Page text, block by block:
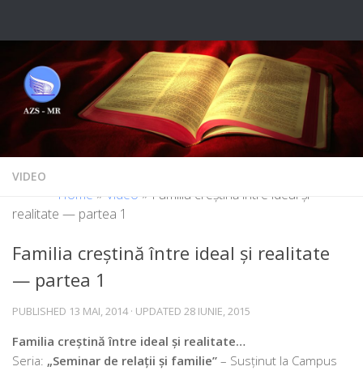
VIDEO
Home » Video » Familia creștină între ideal și
realitate — partea 1
Familia creștină între ideal și realitate
— partea 1
PUBLISHED 13 MAI, 2014· UPDATED 28 IUNIE, 2015
Familia creș­ti­nă între ide­al și realitate…
Seria: „Seminar de rela­ții și fami­lie” – Susținut la Campus